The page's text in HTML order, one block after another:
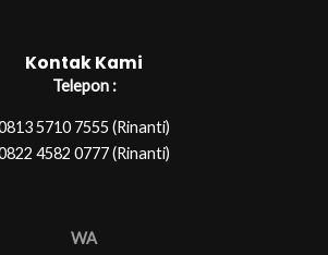
Kontak Kami
Telepon :
5710 7555 (Rinanti)
4582 0777 (Rinanti)
WA